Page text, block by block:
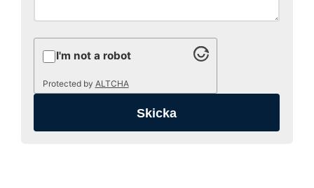
I'm not a robot
Protected by ALTCHA